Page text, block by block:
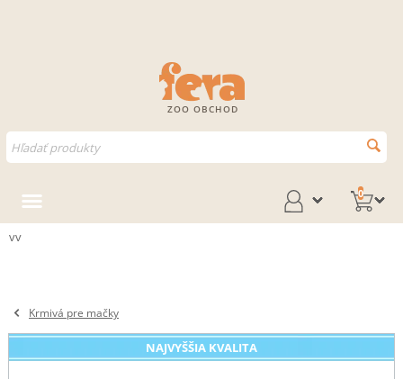
ZOO OBCHOD
0
vv
Krmivá pre mačky
NAJVYŠŠIA KVALITA